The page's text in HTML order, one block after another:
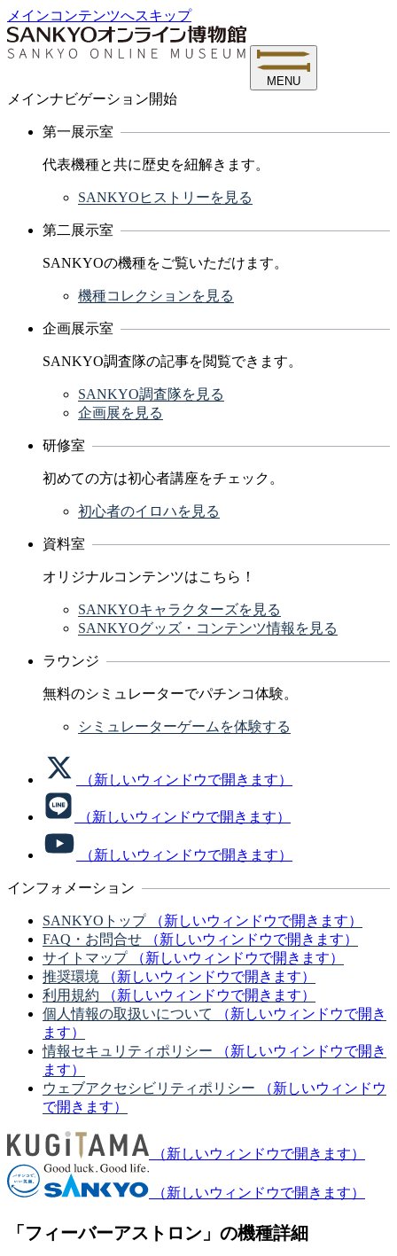
メインコンテンツへスキップ
MENU
メインナビゲーション開始
第一展示室
代表機種と共に歴史を紐解きます。
SANKYOヒストリーを見る
第二展示室
SANKYOの機種をご覧いただけます。
機種コレクションを見る
企画展示室
SANKYO調査隊の記事を閲覧できます。
SANKYO調査隊を見る
企画展を見る
研修室
初めての方は初心者講座をチェック。
初心者のイロハを見る
資料室
オリジナルコンテンツはこちら！
SANKYOキャラクターズを見る
SANKYOグッズ・コンテンツ情報を見る
ラウンジ
無料のシミュレーターでパチンコ体験。
シミュレーターゲームを体験する
（新しいウィンドウで開きます）
（新しいウィンドウで開きます）
（新しいウィンドウで開きます）
インフォメーション
SANKYOトップ
（新しいウィンドウで開きます）
FAQ・お問合せ
（新しいウィンドウで開きます）
サイトマップ
（新しいウィンドウで開きます）
推奨環境
（新しいウィンドウで開きます）
利用規約
（新しいウィンドウで開きます）
個人情報の取扱いについて
（新しいウィンドウで開き
ます）
情報セキュリティポリシー
（新しいウィンドウで開き
ます）
ウェブアクセシビリティポリシー
（新しいウィンドウ
で開きます）
（新しいウィンドウで開きます）
（新しいウィンドウで開きます）
「フィーバーアストロン」の機種詳細